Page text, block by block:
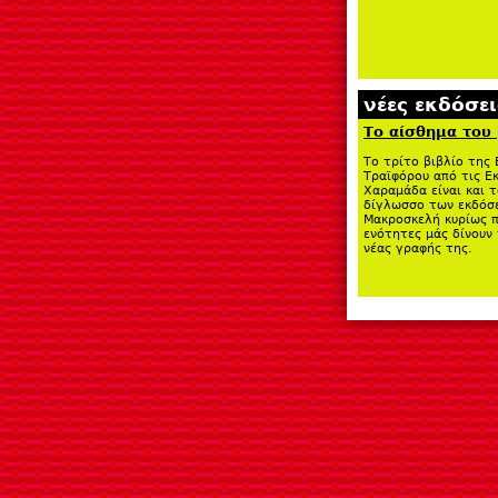
νέες
Το αίσθημα
Το τρίτο βιβλίο της
Τραϊφόρου από τις
Χαραμάδα είναι και
δίγλωσσο των
Μακροσκελή κυρίως
ενότητες μάς
νέας γραφής της.